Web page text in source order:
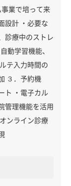
事業で培って来
設計 ・必要な
診療中のストレ
動学習機能、
テ入力時間の
３．予約機
ト ・電子カル
管理機能を活用
ンライン診療